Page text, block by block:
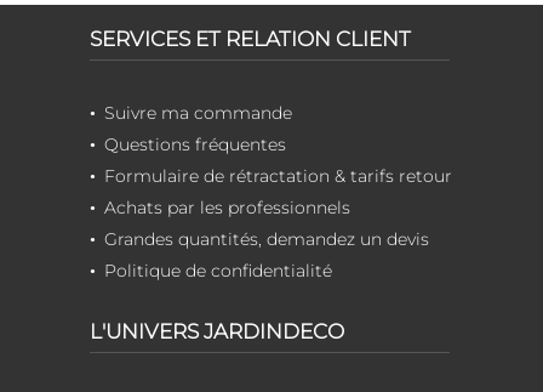
SERVICES ET RELATION CLIENT
Suivre ma commande
Questions fréquentes
Formulaire de rétractation & tarifs retour
Achats par les professionnels
Grandes quantités, demandez un devis
Politique de confidentialité
L'UNIVERS JARDINDECO